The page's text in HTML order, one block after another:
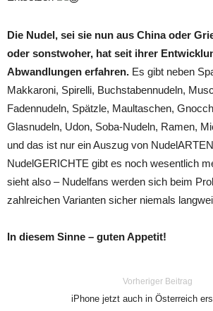
Die Nudel, sei sie nun aus China oder
oder sonstwoher, hat seit ihrer
Abwandlungen erfahren. Es gibt neben
Makkaroni, Spirelli, Buchstabennudeln,
Fadennudeln, Spätzle, Maultaschen,
Glasnudeln, Udon, Soba-Nudeln, Ramen,
und das ist nur ein Auszug von
NudelGERICHTE gibt es noch wesentlich
sieht also – Nudelfans werden sich beim
zahlreichen Varianten sicher niemals
In diesem Sinne – guten Appetit!
Vorheriger Beitrag
iPhone jetzt auch in Österreich